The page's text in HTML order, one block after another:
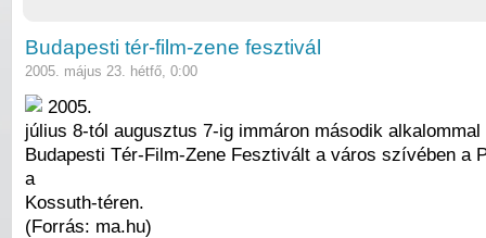
Budapesti tér-film-zene fesztivál
2005. május 23. hétfő, 0:00
2005.
július 8-tól augusztus 7-ig immáron második
Budapesti Tér-Film-Zene Fesztivált a város szívében a
a
Kossuth-téren.
(Forrás: ma.hu)